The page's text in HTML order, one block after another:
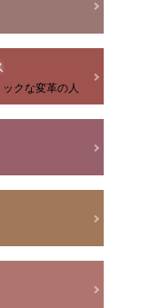
クな変革の人